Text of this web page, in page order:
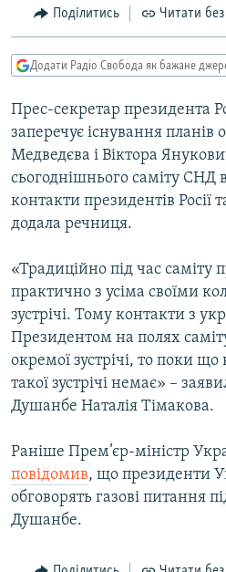
Перейти
до
пошуку
СУСПІЛЬСТВО
УКРАЇНА
ДОНБАС.РЕАЛІЇ
ТИ ЯК?
СХЕМИ
КИТАЙ.ВИКЛИКИ
МУЛЬТИМЕДІА
ПОДКАСТИ
КРИМ РЕАЛІЇ
РУС
УКР
КТАТ
ДОЛУЧАЙСЯ!
Поділитись Читати без
Додати Радіо Свобода як бажане
Прес-секретар президента
заперечує існування планів
Медведєва і Віктора
сьогоднішнього самiту СНД
контакти президентів Росiї
додала речниця.
«Традицiйно пiд час самiту
практично з усiма своїми
зустрiчi. Тому контакти з
Президентом на полях
окремої зустрiчi, то поки що
такої зустрiчi немає» –
Душанбе Наталія Тімакова.
Раніше Прем’єр-міністр
повідомив, що президенти
обговорять газовi питання
Душанбе.